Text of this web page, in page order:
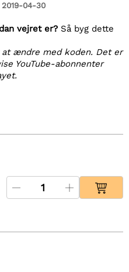
2019-04-30
vejret er? Så byg dette
ændre med koden. Det er
YouTube-abonnenter